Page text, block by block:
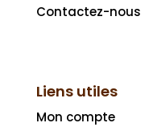
Contactez-nous
Liens utiles
Mon compte